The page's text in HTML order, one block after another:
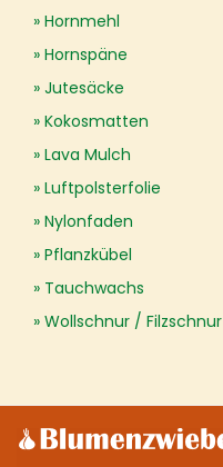
Hornmehl
Hornspäne
Jutesäcke
Kokosmatten
Lava Mulch
Luftpolsterfolie
Nylonfaden
Pflanzkübel
Tauchwachs
Wollschnur / Filzschnur